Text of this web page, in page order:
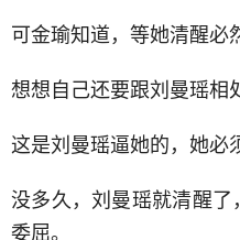
可金瑜知道，等她清醒必
想想自己还要跟刘曼瑶相
这是刘曼瑶逼她的，她必
没多久，刘曼瑶就清醒
委屈。